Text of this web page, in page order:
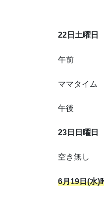
18時～
22日土曜日
午前
ママタイム
午後 15時
23日日曜日
空き無し
6月19日(水)